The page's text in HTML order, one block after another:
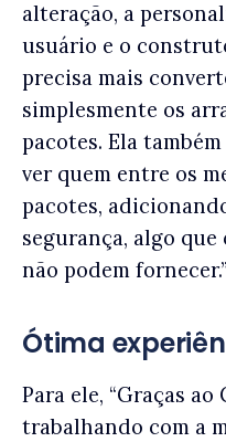
alteração, a
usuário e o
precisa mais
simplesmente os
pacotes. Ela
ver quem entre os
pacotes,
segurança, algo
não podem fornecer.”
Ótima
Para ele, “Graças
trabalhando com a